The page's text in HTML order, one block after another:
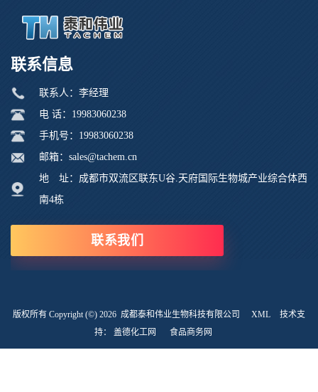
联系信息
联系人：李经理
电 话：19983060238
手机号：19983060238
邮箱：sales@tachem.cn
地 址：成都市双流区联东U谷.天府国际生物城产业综合体西
南4栋
联系我们
版权所有 Copyright (©) 2026 成都泰和伟业生物科技有限公司 XML
技术支
持： 盖德化工网 食品商务网